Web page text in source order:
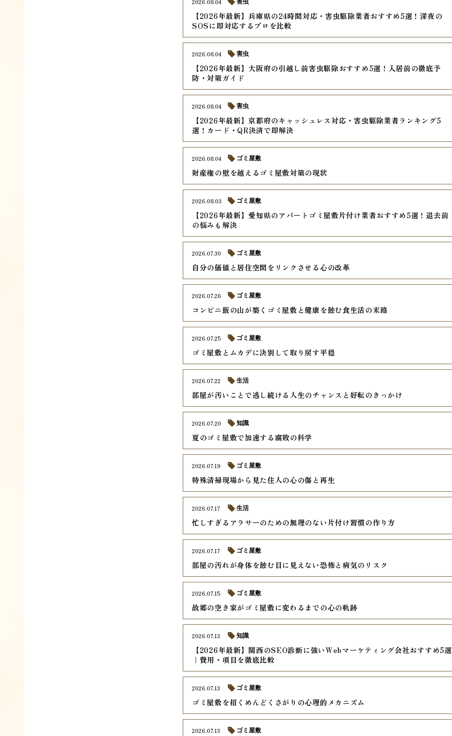
【2026年最新】兵庫県の24時間対応・害虫駆除業者おすすめ5選！深夜の
SOSに即対応するプロを比較
2026.08.04 害虫
【2026年最新】大阪府の引越し前害虫駆除おすすめ5選！入居前の徹底予
防・対策ガイド
2026.08.04 害虫
【2026年最新】京都府のキャッシュレス対応・害虫駆除業者ランキング5
選！カード・QR決済で即解決
2026.08.04 害虫
財産権の壁を越えるゴミ屋敷対策の現状
2026.08.04 ゴミ屋敷
【2026年最新】愛知県のアパートゴミ屋敷片付け業者おすすめ5選！退去前
の悩みも解決
2026.08.03 ゴミ屋敷
自分の価値と居住空間をリンクさせる心の改革
2026.07.30 ゴミ屋敷
コンビニ飯の山が築くゴミ屋敷と健康を蝕む食生活の末路
2026.07.26 ゴミ屋敷
ゴミ屋敷とムカデに決別して取り戻す平穏
2026.07.25 ゴミ屋敷
部屋が汚いことで逃し続ける人生のチャンスと好転のきっかけ
2026.07.22 生活
夏のゴミ屋敷で加速する腐敗の科学
2026.07.20 知識
特殊清掃現場から見た住人の心の傷と再生
2026.07.19 ゴミ屋敷
忙しすぎるアラサーのための無理のない片付け習慣の作り方
2026.07.17 生活
部屋の汚れが身体を蝕む目に見えない恐怖と病気のリスク
2026.07.17 ゴミ屋敷
故郷の空き家がゴミ屋敷に変わるまでの心の軌跡
2026.07.15 ゴミ屋敷
【2026年最新】関西のSEO診断に強いWebマーケティング会社おすすめ5選
｜費用・項目を徹底比較
2026.07.13 知識
ゴミ屋敷を招くめんどくさがりの心理的メカニズム
2026.07.13 ゴミ屋敷
2026.07.13 ゴミ屋敷